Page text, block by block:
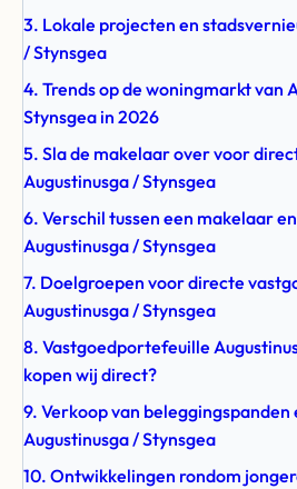
3. Lokale projecten en
/ Stynsgea
4. Trends op de woningmarkt van
Stynsgea in 2026
5. Sla de makelaar over voor
Augustinusga / Stynsgea
6. Verschil tussen een makelaar
Augustinusga / Stynsgea
7. Doelgroepen voor directe
Augustinusga / Stynsgea
8. Vastgoedportefeuille
kopen wij direct?
9. Verkoop van beleggingspanden
Augustinusga / Stynsgea
10. Ontwikkelingen rondom